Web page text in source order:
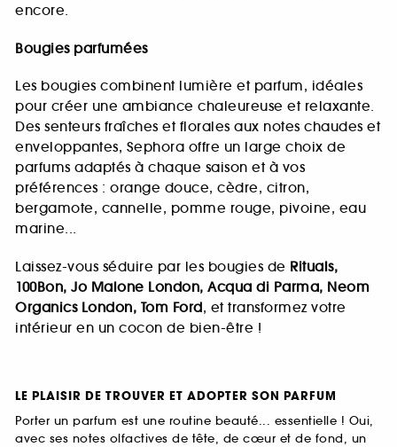
encore.
Bougies parfumées
Les bougies combinent lumière et parfum, idéales
pour créer une ambiance chaleureuse et relaxante.
Des senteurs fraîches et florales aux notes chaudes et
enveloppantes, Sephora offre un large choix de
parfums adaptés à chaque saison et à vos
préférences : orange douce, cèdre, citron,
bergamote, cannelle, pomme rouge, pivoine, eau
marine...
Laissez-vous séduire par les bougies de Rituals,
100Bon, Jo Malone London, Acqua di Parma, Neom
Organics London, Tom Ford, et transformez votre
intérieur en un cocon de bien-être !
LE PLAISIR DE TROUVER ET ADOPTER SON PARFUM
Porter un parfum est une routine beauté... essentielle ! Oui,
avec ses notes olfactives de tête, de cœur et de fond, un